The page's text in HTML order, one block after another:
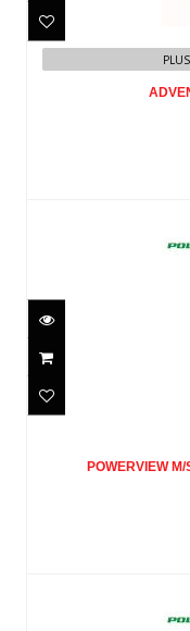
POWERVIEW